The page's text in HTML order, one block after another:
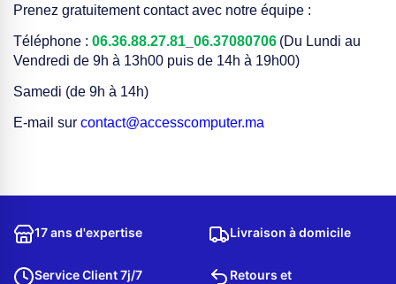
Prenez gratuitement contact avec notre équipe :
Téléphone : 06.36.88.27.81 06.37080706 (Du Lundi au
Vendredi de 9h à 13h00 puis de 14h à 19h00)
Samedi (de 9h à 14h)
E-mail sur contact@accesscomputer.ma
17 ans d'expertise Livraison à domicile
Service Client 7j/7
Retours et